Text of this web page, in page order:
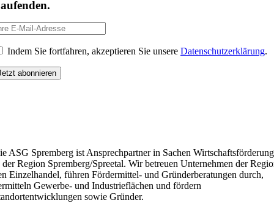
Indem Sie fortfahren, akzeptieren Sie unsere Datenschutzerklärung.
ASG Spremberg ist Ansprechpartner in Sachen Wirtschaftsförderung
der Region Spremberg/Spreetal. Wir betreuen Unternehmen der
Einzelhandel, führen Fördermittel- und Gründerberatungen durch,
Gewerbe- und Industrieflächen und fördern
sowie Gründer.